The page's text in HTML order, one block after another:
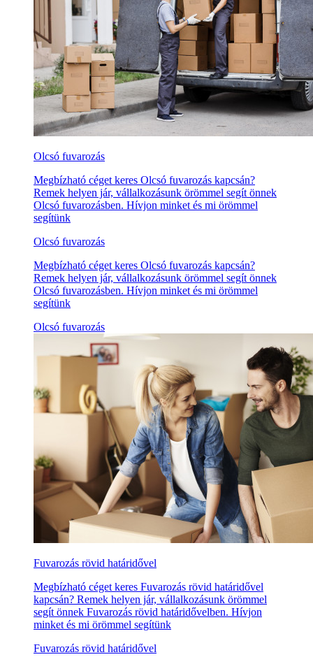
Olcsó fuvarozás
Megbízható céget keres Olcsó fuvarozás kapcsán?
Remek helyen jár, vállalkozásunk örömmel segít önnek
Olcsó fuvarozásben. Hívjon minket és mi örömmel
segítünk
Olcsó fuvarozás
Megbízható céget keres Olcsó fuvarozás kapcsán?
Remek helyen jár, vállalkozásunk örömmel segít önnek
Olcsó fuvarozásben. Hívjon minket és mi örömmel
segítünk
Olcsó fuvarozás
Fuvarozás rövid határidővel
Megbízható céget keres Fuvarozás rövid határidővel
kapcsán? Remek helyen jár, vállalkozásunk örömmel
segít önnek Fuvarozás rövid határidővelben. Hívjon
minket és mi örömmel segítünk
Fuvarozás rövid határidővel